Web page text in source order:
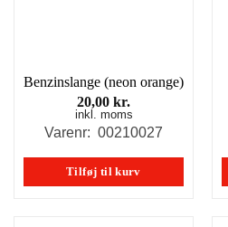
Benzinslange (neon orange)
20,00 kr.
inkl. moms
Varenr: 00210027
Tilføj til kurv